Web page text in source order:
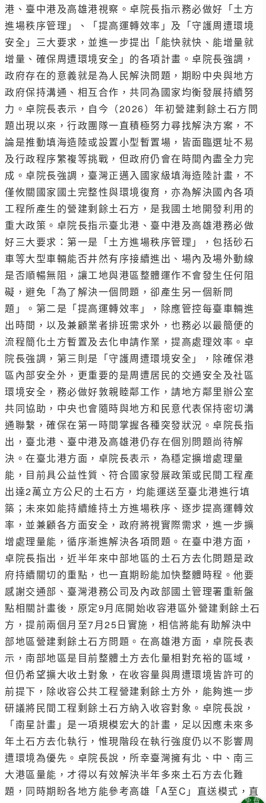
港、臺中港及高雄港視察。卓院長指示務必做好「土方
進場秩序管理」、「提高運轉效率」及「守護周遭環境
安全」三大要求，並進一步提出「能快就快、能增量就
增量、確保周遭環境安全」的各項計畫。卓院長強調，
政府存在的意義就是為人民解決問題，期盼中央與地方
政府保持溝通、相互合作，共同為國家均衡發展持續努
力。卓院長表示，自今（2026）年初營建剩餘土石方問
題出現以來，行政團隊一直積極努力尋找解決方案，不
論是推動填海造陸或設置小型暫置場，皆面臨選址不易
及行政程序繁複等挑戰，但政府仍會在時間內盡全力完
成。卓院長強調，臺灣正邁入國家級填海造陸計畫，不
僅攸關國家國土完整性與環境復育，亦為解決國內各項
工程所產生的營建剩餘土石方，是我國土地開發利用的
重大政策。卓院長指示臺北港、臺中港及高雄港務必做
好三大要求：第一是「土方進場秩序管理」，包括砂石
車等大型車輛能否井然有序接續進出、場內及場外動線
是否順暢無阻，讓工地與港區整體運作不會發生任何阻
礙，避免「為了解決一個問題，卻產生另一個新問
題」。第二是「提高運轉效率」，除應管控每臺車輛進
出時間，以及兼顧業者排班需求外，也務必以最簡便的
流程簡化土方暫置及去化申請作業，提高處理效率。卓
院長強調，第三則是「守護周遭環境安全」，除確保港
區內部安全外，更重要的是周遭居民的交通安全及社區
環境安全，務必做好敦親睦鄰工作，請地方鄰里辦公室
共同協助，中央也會隨時與地方和民意代表保持密切溝
通聯繫，確保在第一時間掌握各種突發狀況。卓院長指
出，臺北港、臺中港及高雄港仍存在個別問題尚待解
決。在臺北港方面，卓院長表示，為穩定擴增處理量
能，目前具公益性質、符合國家發展政策或民間工程產
出達2萬立方公尺的土石方，均能運送至臺北港進行填
築；未來如能持續維持土方進場秩序、逐步提高運轉效
率，並兼顧各方面安全，政府將視實際需求，進一步擴
增處理量能，循序漸進解決各項問題。在臺中港方面，
卓院長指出，近半年來中部地區的土石方去化問題是政
府持續關切的重點，也一直期盼能加快整體時程。他要
感謝交通部、臺灣港務公司及內政部國土管理署重新盤
點相關計畫後，原定9月底開始收容港區外營建剩餘土石
方，提前兩個月至7月25日實施，相信將能有助解決中
部地區營建剩餘土石方問題。在高雄港方面，卓院長表
示，南部地區是目前整體土方去化量相對充裕的區域，
但仍希望擴大收土對象，在收容量與周遭環境皆許可的
前提下，除收容公共工程營建剩餘土方外，能夠進一步
研議將民間工程剩餘土石方納入收容對象。卓院長說，
「南星計畫」是一項規模宏大的計畫，足以因應未來多
年土石方去化執行，惟現階段在執行強度仍以不影響周
遭環境為優先。卓院長說，所幸臺灣擁有北、中、南三
大港區量能，才得以有效解決半年多來土石方去化難
題，同時期盼各地方能參考高雄「A至C」直送模式，直